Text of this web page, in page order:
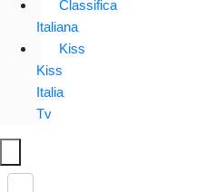
Classifica
Italiana
Kiss
Kiss
Italia
Tv